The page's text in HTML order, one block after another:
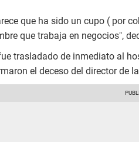
que ha sido un cupo ( por
que trabaja en negocios",
trasladado de inmediato al
el deceso del director de